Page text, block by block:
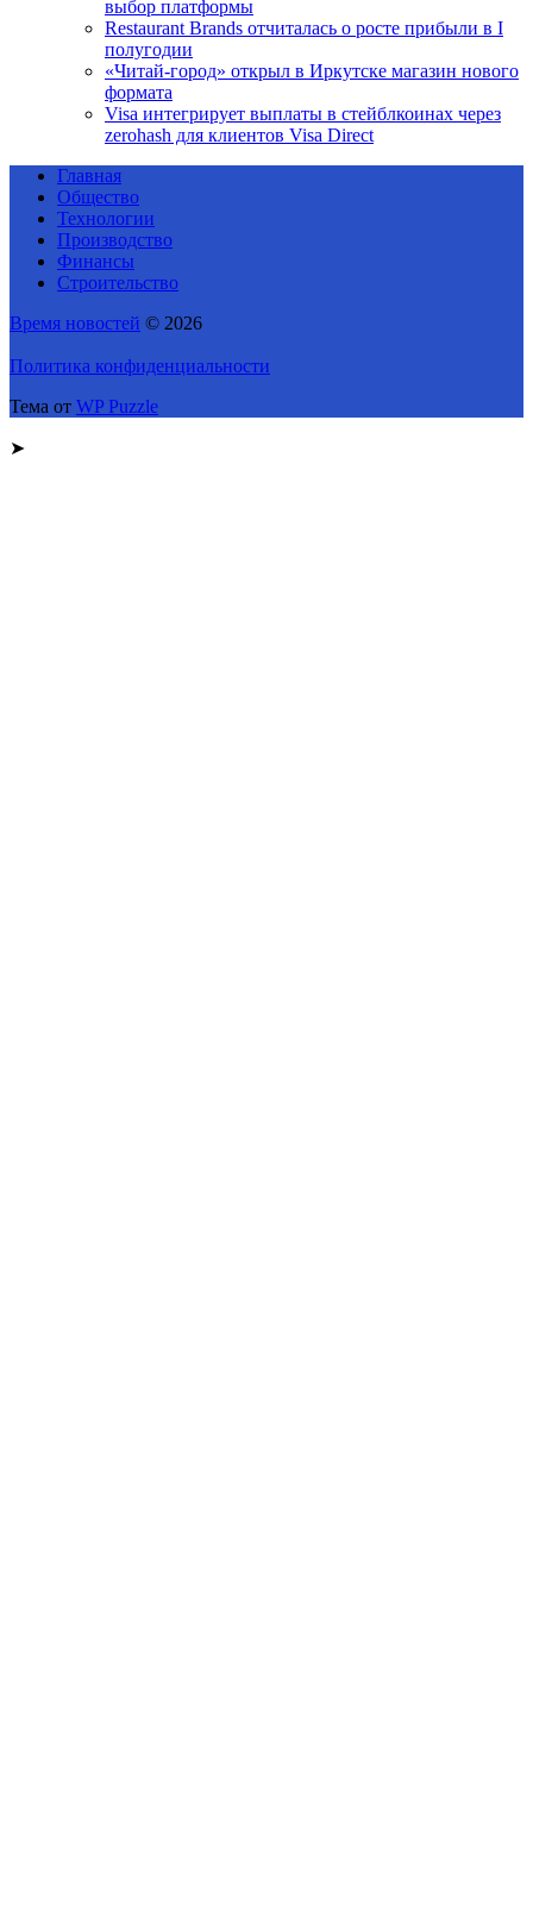
выбор платформы
Restaurant Brands отчиталась о росте прибыли в I
полугодии
«Читай-город» открыл в Иркутске магазин нового
формата
Visa интегрирует выплаты в стейблкоинах через
zerohash для клиентов Visa Direct
Главная
Общество
Технологии
Производство
Финансы
Строительство
Время новостей © 2026
Политика конфиденциальности
Тема от WP Puzzle
➤